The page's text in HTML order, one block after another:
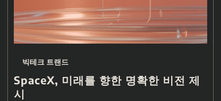
빅테크 트랜드
SpaceX, 미래를 향한 명확한 비전 제
시